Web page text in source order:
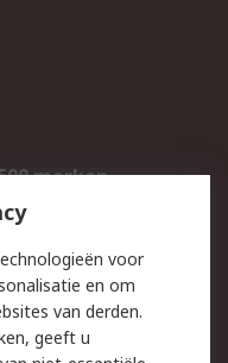
merken
voor
en om
van derden.
geeft u